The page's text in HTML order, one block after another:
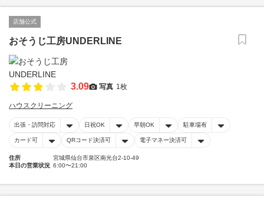
店舗公式
おそうじ工房UNDERLINE
3.09 写真 1枚
ハウスクリーニング
出張・訪問対応 日祝OK 早朝OK 駐車場有
カード可 QRコード決済可 電子マネー決済可
住所
宮城県仙台市泉区南光台2-10-49
本日の営業状況 6:00〜21:00